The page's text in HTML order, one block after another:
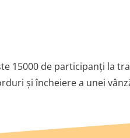
15000 de participanți la
și încheiere a unei